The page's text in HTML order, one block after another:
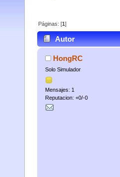
Páginas: [1]
Autor
HongRC
Solo Simulador
Mensajes: 1
Reputacion: +0/-0